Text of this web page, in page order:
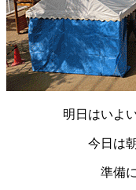
明日はいよ
今日は
準備